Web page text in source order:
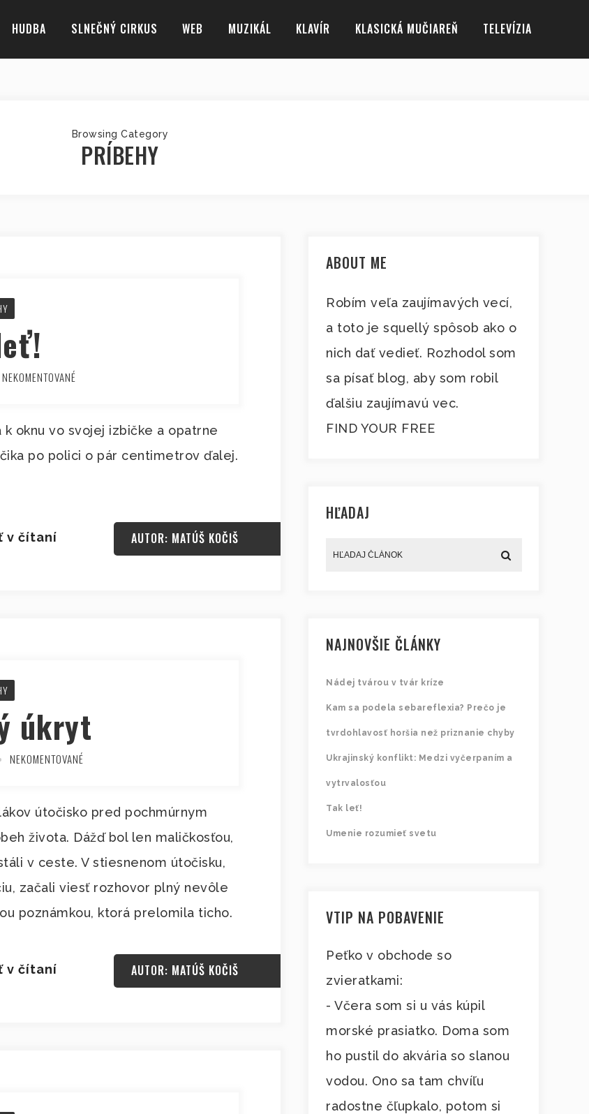
HUDBA SLNEČNÝ CIRKUS WEB MUZIKÁL KLAVÍR KLASICKÁ MUČIAREŇ TELEVÍZIA
Browsing Category
PRÍBEHY
NEKOMENTOVANÉ
oknu vo svojej izbičke a opatrne
po polici o pár centimetrov ďalej.
v čítaní AUTOR: MATÚŠ KOČIŠ
úkryt
NEKOMENTOVANÉ
útočisko pred pochmúrnym
života. Dážď bol len maličkosťou,
v ceste. V stiesnenom útočisku,
začali viesť rozhovor plný nevôle
poznámkou, ktorá prelomila ticho.
v čítaní AUTOR: MATÚŠ KOČIŠ
ABOUT ME
Robím veľa zaujímavých vecí,
a toto je squellý spôsob ako o
nich dať vedieť. Rozhodol som
sa písať blog, aby som robil
ďalšiu zaujímavú vec.
FIND YOUR FREE
HĽADAJ
NAJNOVŠIE ČLÁNKY
Nádej tvárou v tvár kríze
Kam sa podela sebareflexia? Prečo je
tvrdohlavosť horšia než priznanie chyby
Ukrajinský konflikt: Medzi vyčerpaním a
vytrvalosťou
Tak leť!
Umenie rozumieť svetu
VTIP NA POBAVENIE
Peťko v obchode so
zvieratkami:
- Včera som si u vás kúpil
morské prasiatko. Doma som
ho pustil do akvária so slanou
vodou. Ono sa tam chvíľu
radostne čľupkalo, potom si